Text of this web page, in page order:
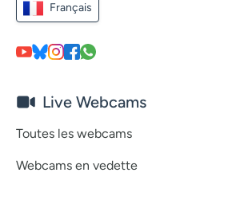
Français
Live Webcams
Toutes les webcams
Webcams en vedette